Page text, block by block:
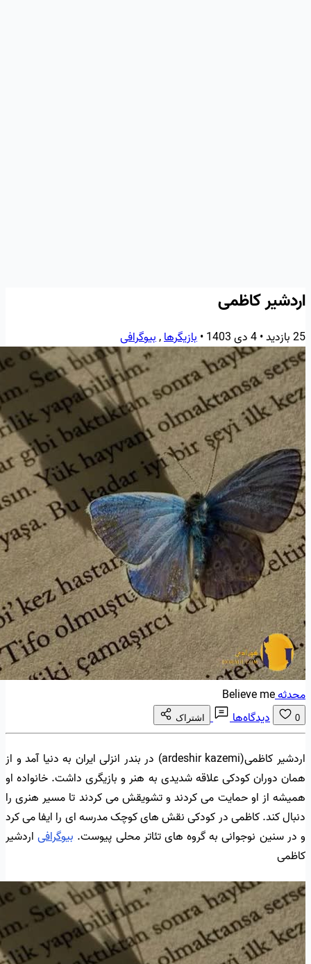
اردشیر کاظمی
25 بازدید •4 دی 1403 •بازیگرها,بیوگرافی
محدثهBelieve me
0 دیدگاه‌ها اشتراک
اردشیر کاظمی(ardeshir kazemi) در بندر انزلی ایران به دنیا آمد و از
همان دوران کودکی علاقه شدیدی به هنر و بازیگری داشت. خانواده او
همیشه از او حمایت می کردند و تشویقش می کردند تا مسیر هنری را
دنبال کند. کاظمی در کودکی نقش های کوچک مدرسه ای را ایفا می کرد
و در سنین نوجوانی به گروه های تئاتر محلی پیوست.بیوگرافیاردشیر
کاظمی